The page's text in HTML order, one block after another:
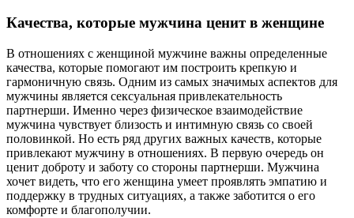
Качества, которые мужчина ценит в женщине
В отношениях с женщиной мужчине важны определенные
качества, которые помогают им построить крепкую и
гармоничную связь. Одним из самых значимых аспектов для
мужчины является сексуальная привлекательность
партнерши. Именно через физическое взаимодействие
мужчина чувствует близость и интимную связь со своей
половинкой. Но есть ряд других важных качеств, которые
привлекают мужчину в отношениях. В первую очередь он
ценит доброту и заботу со стороны партнерши. Мужчина
хочет видеть, что его женщина умеет проявлять эмпатию и
поддержку в трудных ситуациях, а также заботится о его
комфорте и благополучии.